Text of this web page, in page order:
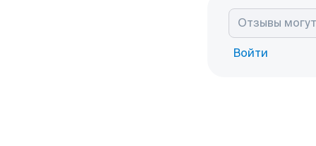
Войти